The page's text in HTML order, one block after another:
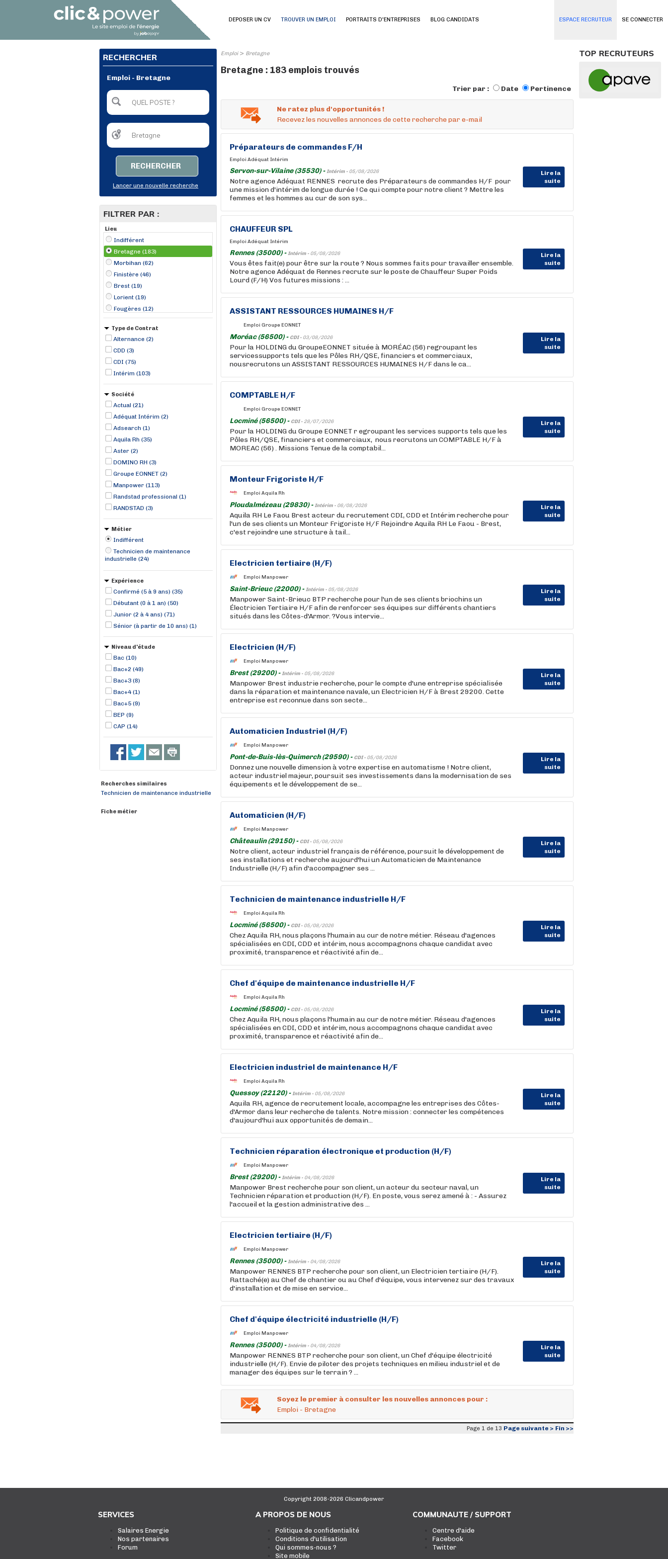
SE CONNECTER
DEPOSER UN CV TROUVER UN EMPLOI PORTRAITS D'ENTREPRISES BLOG CANDIDATS ESPACE RECRUTEUR
RECHERCHER
Emploi - Bretagne
RECHERCHER
Lancer une nouvelle recherche
FILTRER PAR :
Lieu
Indifférent
Bretagne (183)
Morbihan (62)
Finistère (46)
Brest (19)
Lorient (19)
Fougères (12)
Rennes (8)
Quévert (6)
Vannes (5)
Saint-Brieuc (4)
Châteaulin (3)
Concarneau (3)
Type de Contrat
Alternance (2)
CDD (3)
CDI (75)
Intérim (103)
Société
Actual (21)
Adéquat Intérim (2)
Adsearch (1)
Aquila Rh (35)
Aster (2)
DOMINO RH (3)
Groupe EONNET (2)
Manpower (113)
Randstad professional (1)
RANDSTAD (3)
Métier
Indifférent
Technicien de maintenance
industrielle (24)
Expérience
Confirmé (5 à 9 ans) (35)
Débutant (0 à 1 an) (50)
Junior (2 à 4 ans) (71)
Sénior (à partir de 10 ans) (1)
Niveau d'étude
Bac (10)
Bac+2 (49)
Bac+3 (8)
Bac+4 (1)
Bac+5 (9)
BEP (9)
CAP (14)
Recherches similaires
Technicien de maintenance industrielle
Fiche métier
Emploi> Bretagne
Bretagne : 183 emplois trouvés
Trier par : Date Pertinence
Ne ratez plus d'opportunités !
Recevez les nouvelles annonces de cette recherche par e-mail
Préparateurs de commandes F/H
Emploi Adéquat Intérim
Servon-sur-Vilaine (35530) -Intérim - 05/08/2026
Lire la
suite
Notre agence Adéquat RENNES recrute des Préparateurs de commandes H/F pour
une mission d'intérim de longue durée ! Ce qui compte pour notre client ? Mettre les
femmes et les hommes au cur de son sys...
CHAUFFEUR SPL
Emploi Adéquat Intérim
Rennes (35000) -Intérim - 05/08/2026
Lire la
suite
Vous êtes fait(e) pour être sur la route ? Nous sommes faits pour travailler ensemble.
Notre agence Adéquat de Rennes recrute sur le poste de Chauffeur Super Poids
Lourd (F/H) Vos futures missions : ...
ASSISTANT RESSOURCES HUMAINES H/F
Emploi Groupe EONNET
Moréac (56500) - CDI - 03/08/2026
Lire la
suite
Pour la HOLDING du GroupeEONNET située à MORÉAC (56) regroupant les
servicessupports tels que les Pôles RH/QSE, financiers et commerciaux,
nousrecrutons un ASSISTANT RESSOURCES HUMAINES H/F dans le ca...
COMPTABLE H/F
Emploi Groupe EONNET
Locminé (56500) - CDI - 28/07/2026
Lire la
suite
Pour la HOLDING du Groupe EONNET r egroupant les services supports tels que les
Pôles RH/QSE, financiers et commerciaux, nous recrutons un COMPTABLE H/F à
MOREAC (56) . Missions Tenue de la comptabil...
Monteur Frigoriste H/F
Emploi Aquila Rh
Ploudalmézeau (29830) -Intérim - 06/08/2026
Lire la
suite
Aquila RH Le Faou Brest acteur du recrutement CDI, CDD et Intérim recherche pour
l'un de ses clients un Monteur Frigoriste H/F Rejoindre Aquila RH Le Faou - Brest,
c'est rejoindre une structure à tail...
Electricien tertiaire (H/F)
Emploi Manpower
Saint-Brieuc (22000) -Intérim - 05/08/2026
Lire la
suite
Manpower Saint-Brieuc BTP recherche pour l'un de ses clients briochins un
Électricien Tertiaire H/F afin de renforcer ses équipes sur différents chantiers
situés dans les Côtes-d'Armor. ?Vous intervie...
Electricien (H/F)
Emploi Manpower
Brest (29200) -Intérim - 05/08/2026
Lire la
suite
Manpower Brest industrie recherche, pour le compte d'une entreprise spécialisée
dans la réparation et maintenance navale, un Electricien H/F à Brest 29200. Cette
entreprise est reconnue dans son secte...
Automaticien Industriel (H/F)
Emploi Manpower
Pont-de-Buis-lès-Quimerch (29590) - CDI - 05/08/2026
Lire la
suite
Donnez une nouvelle dimension à votre expertise en automatisme ! Notre client,
acteur industriel majeur, poursuit ses investissements dans la modernisation de ses
équipements et le développement de se...
Automaticien (H/F)
Emploi Manpower
Châteaulin (29150) - CDI - 05/08/2026
Lire la
suite
Notre client, acteur industriel français de référence, poursuit le développement de
ses installations et recherche aujourd'hui un Automaticien de Maintenance
Industrielle (H/F) afin d'accompagner ses ...
Technicien de maintenance industrielle H/F
Emploi Aquila Rh
Locminé (56500) - CDI - 05/08/2026
Lire la
suite
Chez Aquila RH, nous plaçons l'humain au cur de notre métier. Réseau d'agences
spécialisées en CDI, CDD et intérim, nous accompagnons chaque candidat avec
proximité, transparence et réactivité afin de...
Chef d'équipe de maintenance industrielle H/F
Emploi Aquila Rh
Locminé (56500) - CDI - 05/08/2026
Lire la
suite
Chez Aquila RH, nous plaçons l'humain au cur de notre métier. Réseau d'agences
spécialisées en CDI, CDD et intérim, nous accompagnons chaque candidat avec
proximité, transparence et réactivité afin de...
Electricien industriel de maintenance H/F
Emploi Aquila Rh
Quessoy (22120) -Intérim - 05/08/2026
Lire la
suite
Aquila RH, agence de recrutement locale, accompagne les entreprises des Côtes-
d'Armor dans leur recherche de talents. Notre mission : connecter les compétences
d'aujourd'hui aux opportunités de demain...
Technicien réparation électronique et production (H/F)
Emploi Manpower
Brest (29200) -Intérim - 04/08/2026
Lire la
suite
Manpower Brest recherche pour son client, un acteur du secteur naval, un
Technicien réparation et production (H/F). En poste, vous serez amené à : - Assurez
l'accueil et la gestion administrative des ...
Electricien tertiaire (H/F)
Emploi Manpower
Rennes (35000) -Intérim - 04/08/2026
Lire la
suite
Manpower RENNES BTP recherche pour son client, un Electricien tertiaire (H/F).
Rattaché(e) au Chef de chantier ou au Chef d'équipe, vous intervenez sur des travaux
d'installation et de mise en service...
Chef d'équipe électricité industrielle (H/F)
Emploi Manpower
Rennes (35000) -Intérim - 04/08/2026
Lire la
suite
Manpower RENNES BTP recherche pour son client, un Chef d'équipe électricité
industrielle (H/F). Envie de piloter des projets techniques en milieu industriel et de
manager des équipes sur le terrain ? ...
Soyez le premier à consulter les nouvelles annonces pour :
Emploi - Bretagne
Page 1 de 13 Page suivante > Fin >>
TOP RECRUTEURS
Copyright 2008-2026 Clicandpower
SERVICES
Salaires Energie
Nos partenaires
Forum
A PROPOS DE NOUS
Politique de confidentialité
Conditions d'utilisation
Qui sommes-nous ?
Site mobile
COMMUNAUTE / SUPPORT
Centre d'aide
Facebook
Twitter